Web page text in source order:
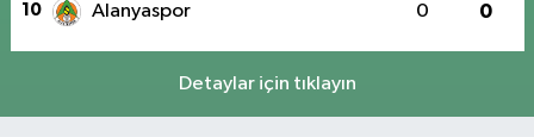
10 Alanyaspor 0 0
Detaylar için tıklayın